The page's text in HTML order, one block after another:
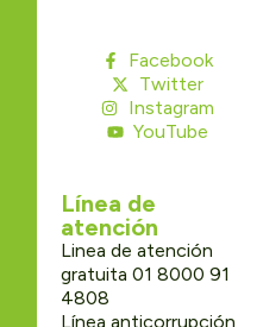
Facebook
Twitter
Instagram
YouTube
Línea de
atención
Linea de atención
gratuita 01 8000 91
4808
Línea anticorrupción